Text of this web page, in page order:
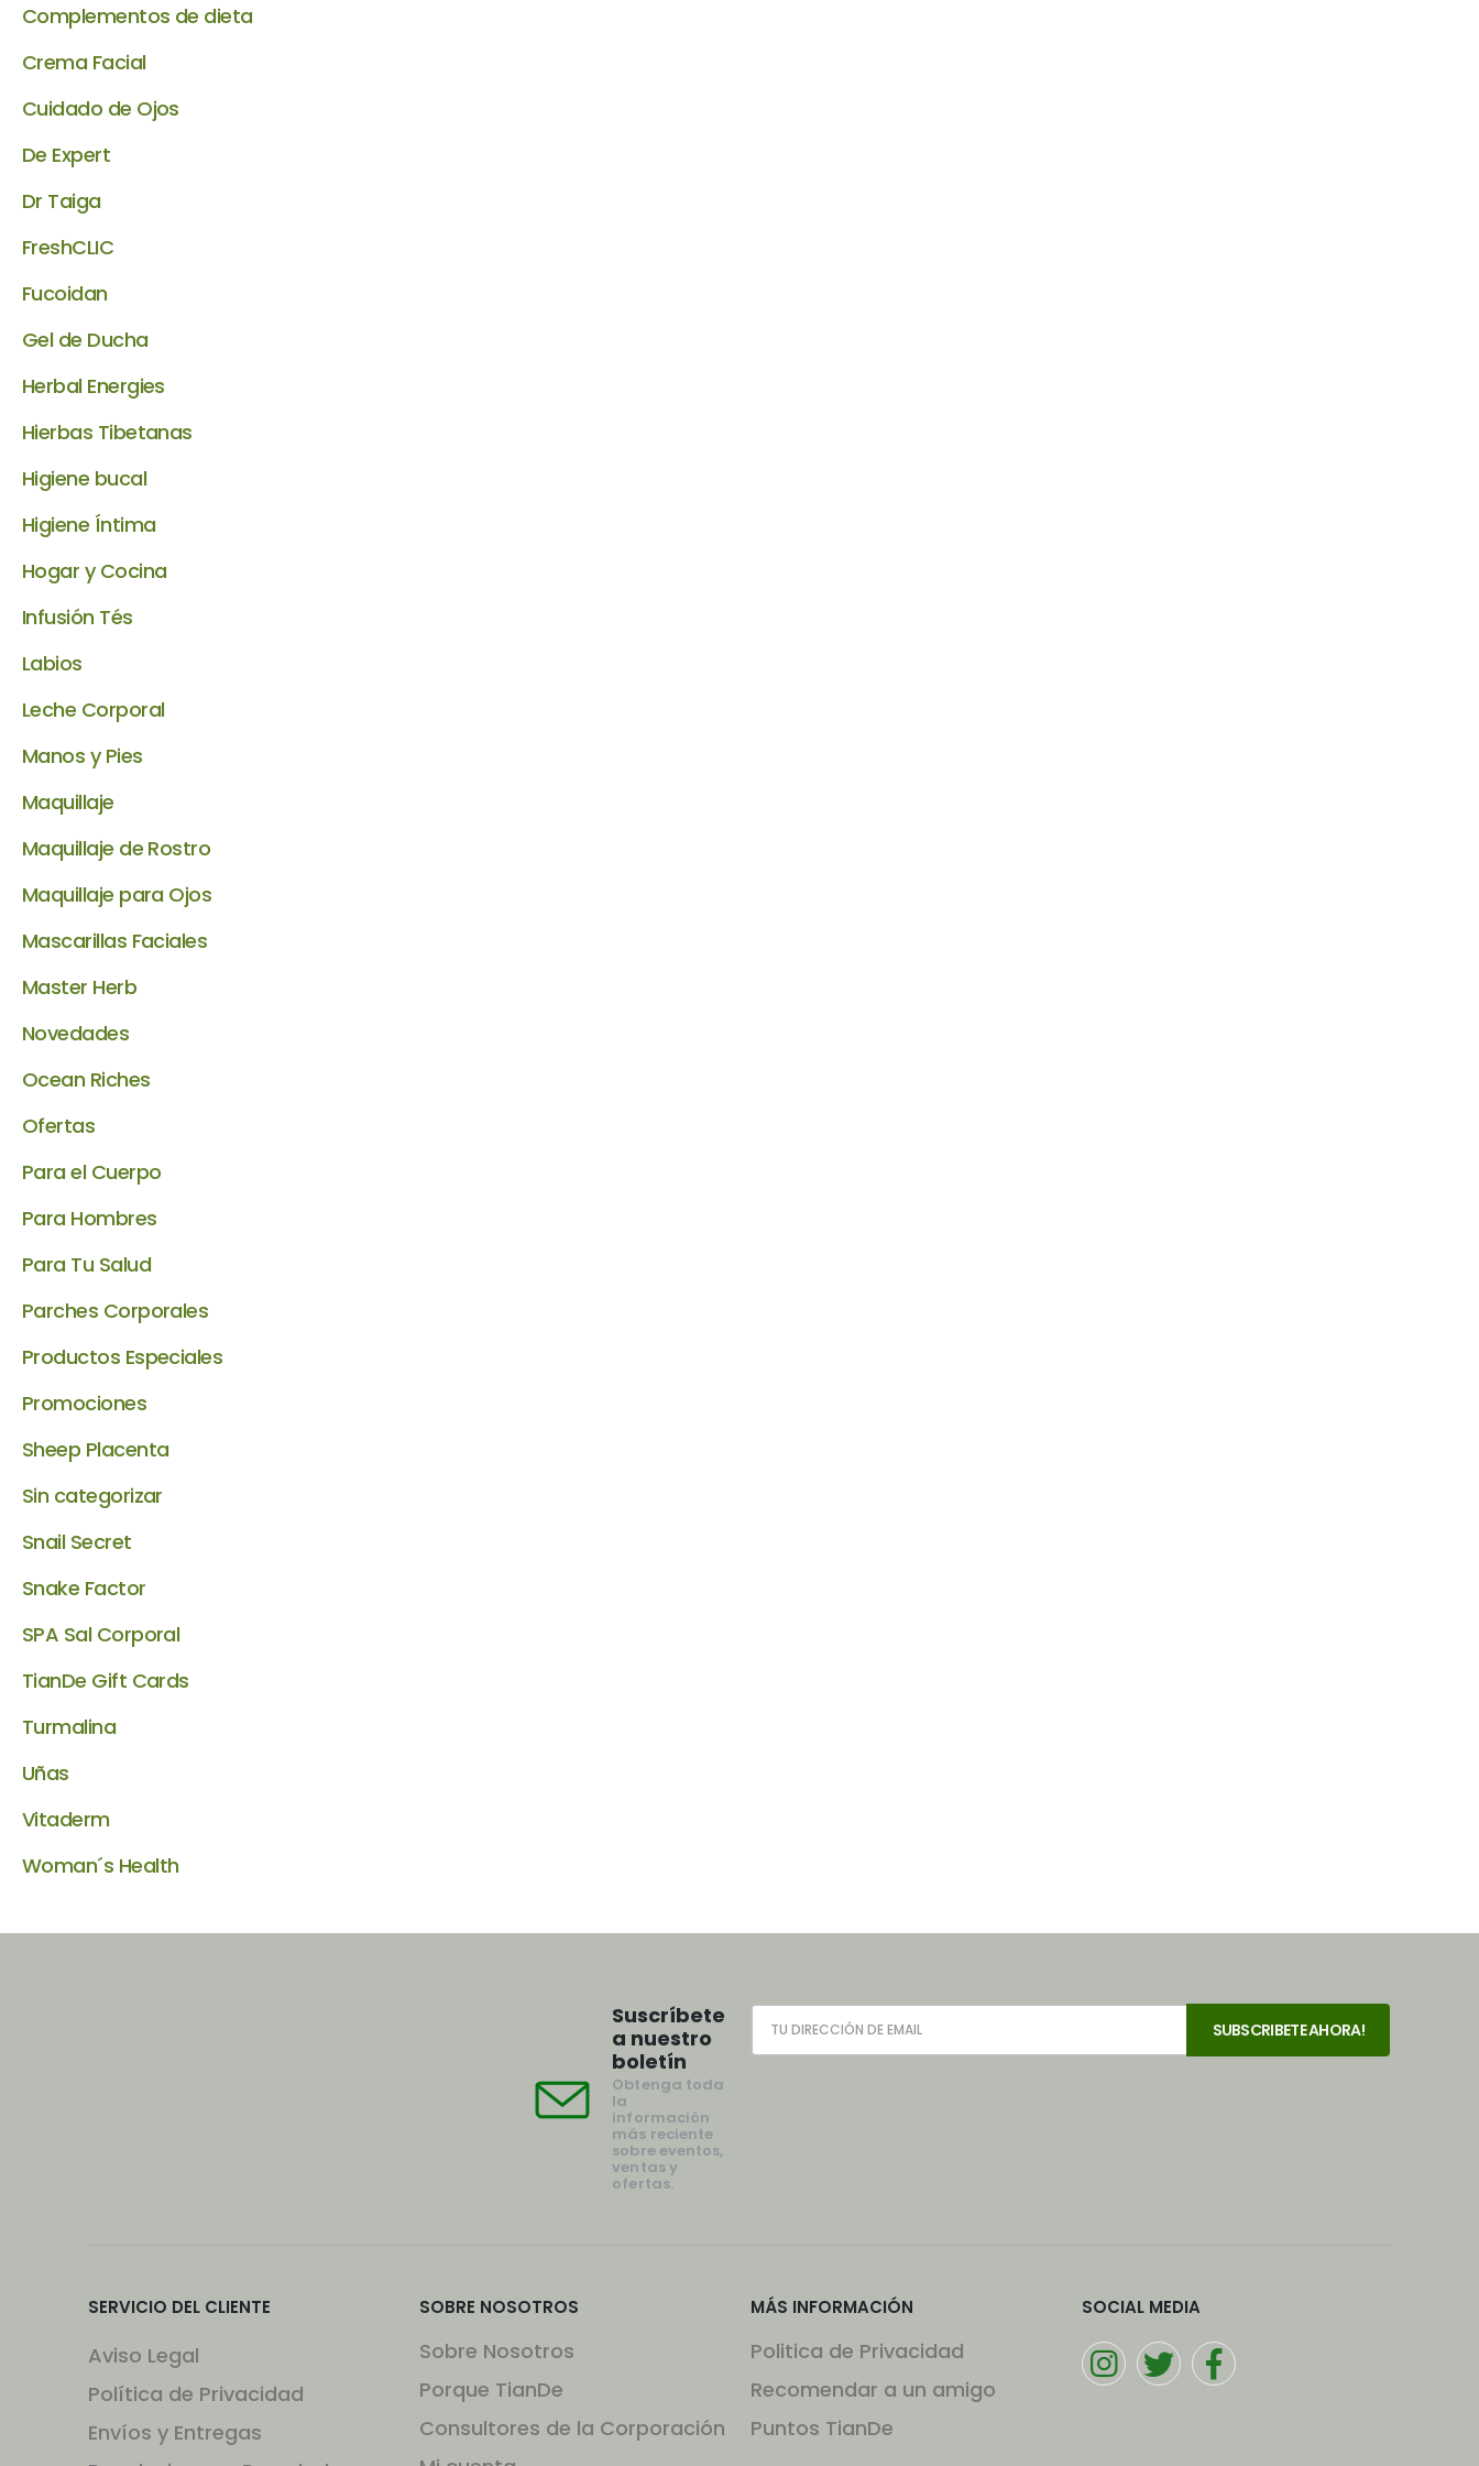
Complementos de dieta
Crema Facial
Cuidado de Ojos
De Expert
Dr Taiga
FreshCLIC
Fucoidan
Gel de Ducha
Herbal Energies
Hierbas Tibetanas
Higiene bucal
Higiene Íntima
Hogar y Cocina
Infusión Tés
Labios
Leche Corporal
Manos y Pies
Maquillaje
Maquillaje de Rostro
Maquillaje para Ojos
Mascarillas Faciales
Master Herb
Novedades
Ocean Riches
Ofertas
Para el Cuerpo
Para Hombres
Para Tu Salud
Parches Corporales
Productos Especiales
Promociones
Sheep Placenta
Sin categorizar
Snail Secret
Snake Factor
SPA Sal Corporal
TianDe Gift Cards
Turmalina
Uñas
Vitaderm
Woman´s Health
Suscríbete
a nuestro
boletín
Obtenga toda
la
información
más reciente
sobre eventos,
ventas y
ofertas.
SERVICIO DEL CLIENTE
Aviso Legal
Política de Privacidad
Envíos y Entregas
SOBRE NOSOTROS
Sobre Nosotros
Porque TianDe
Consultores de la Corporación
MÁS INFORMACIÓN
Politica de Privacidad
Recomendar a un amigo
Puntos TianDe
SOCIAL MEDIA